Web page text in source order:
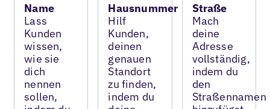
Name
Lass
Kunden
wissen,
wie sie
dich
nennen
sollen,
Hausnummer
Hilf
Kunden,
deinen
genauen
Standort
zu finden,
indem du
Straße
Mach
deine
Adresse
vollständig,
indem du
den
Straßennamen